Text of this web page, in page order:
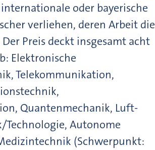
oder bayerische
verliehen, deren Arbeit die
Preis deckt insgesamt acht
Elektronische
Telekommunikation,
Quantenmechanik, Luft-
Autonome
(Schwerpunkt: